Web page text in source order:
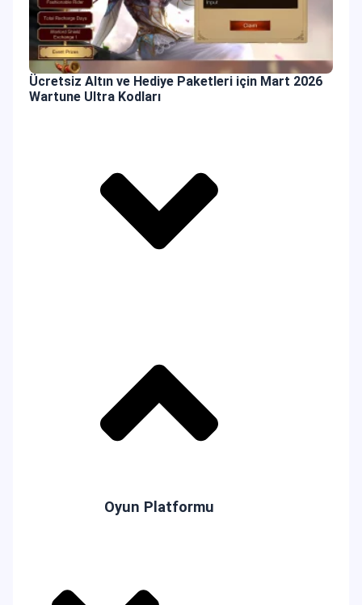
Ücretsiz Altın ve Hediye Paketleri için Mart 2026
Wartune Ultra Kodları
Oyun Platformu